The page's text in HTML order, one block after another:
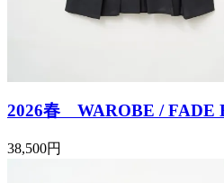
2026春 WAROBE / FADE
38,500円